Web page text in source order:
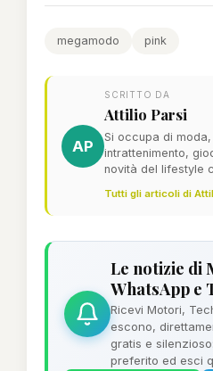
megamodo pink
AP
SCRITTO DA
Attilio Parsi
Si occupa di moda,
intrattenimento,
novità del lifestyle
Tutti gli articoli di
Le notizie di
WhatsApp e
Ricevi Motori,
escono,
gratis e
preferito ed esci